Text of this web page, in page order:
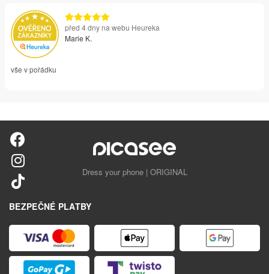
před 4 dny na webu Heureka
Marie K.
vše v pořádku
Dress your phone | ORIGINAL
BEZPEČNÉ PLATBY